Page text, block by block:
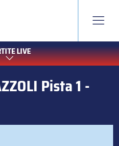
LIVE
Pista 1 -